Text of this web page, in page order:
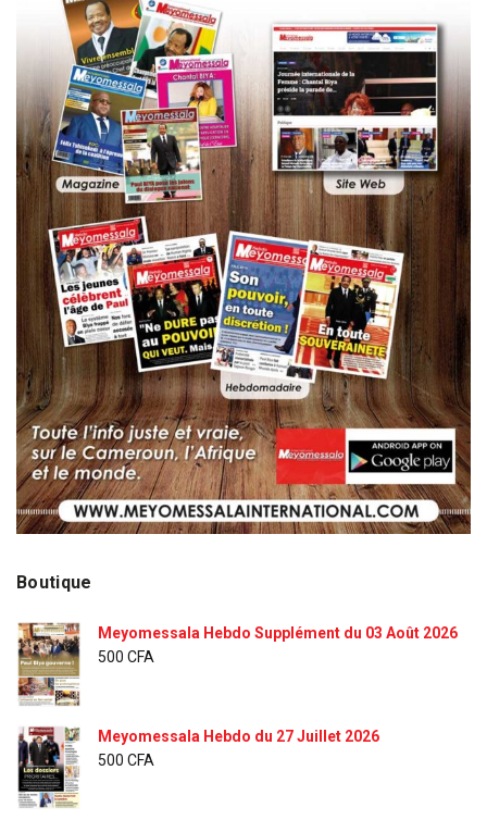
Boutique
Meyomessala Hebdo Supplément du 03 Août 2026
500 CFA
Meyomessala Hebdo du 27 Juillet 2026
500 CFA